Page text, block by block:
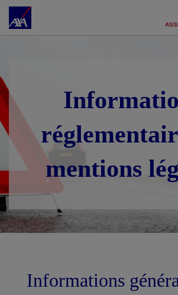
Accéder au Contenu Accéder au
mentions
Informations